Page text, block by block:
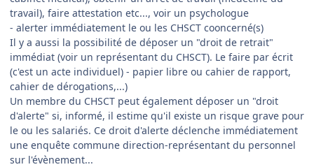
travail), faire attestation etc..., voir un psychologue
- alerter immédiatement le ou les CHSCT cooncerné(s)
Il y a aussi la possibilité de déposer un "droit de retrait"
immédiat (voir un représentant du CHSCT). Le faire par écrit
(c'est un acte individuel) - papier libre ou cahier de rapport,
cahier de dérogations,...)
Un membre du CHSCT peut également déposer un "droit
d'alerte" si, informé, il estime qu'il existe un risque grave pour
le ou les salariés. Ce droit d'alerte déclenche immédiatement
une enquête commune direction-représentant du personnel
sur l'évènement...